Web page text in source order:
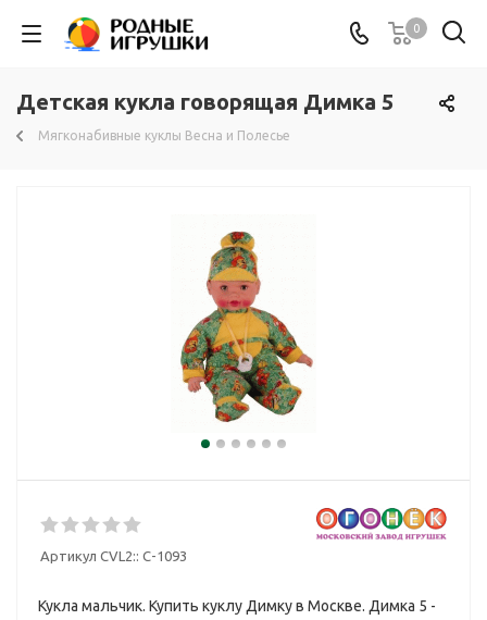
0
Детская кукла говорящая Димка 5
Мягконабивные куклы Весна и Полесье
Артикул CVL2:: С-1093
Кукла мальчик. Купить куклу Димку в Москве. Димка 5 -